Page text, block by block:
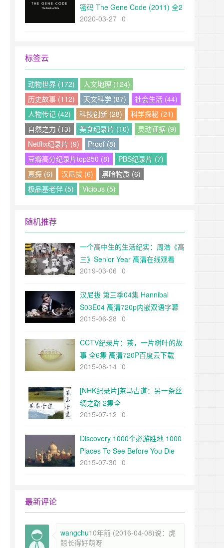
密码 The Gene Code (2011) 全2
集 （夏末秋字幕组）
2020-03-27 0
标签云
动物世界 (172)
人文地理 (124)
历史故事 (112)
天文科学 (87)
社会生活 (44)
人物传记 (42)
科技创新 (28)
科学探秘 (21)
自然之力 (13)
美食纪录片 (10)
灵动证据 (9)
Netflix纪录片 (9)
Proof (8)
豆瓣高分纪录片top250 (8)
PBS纪录片 (7)
真探 (6)
汉尼拔 (6)
黑暗物质 (6)
极品基老伴 (5)
Vicious (5)
随机推荐
一个高中生的生活纪实：周浩《高
三》Senior Year 高清在线观看
2019-03-06 0
汉尼拔 第三季04集 Hannibal
S03E04 高清720p内嵌双语字幕
（FIX字幕侠)
2015-06-28 0
CCTV纪录片：茶，一片树叶的故
事 全6集 高清720P百度云下载
2015-08-14 0
[NHK纪录片]茶马古道：另一条丝
绸之路 2集全
2015-07-12 0
Discovery 1000个必游胜地 1000
Places To See Before You Die
720P
2015-07-30 0
最新评论
wangchu10年前 (2016-04-08)说：虎
鲸长得好萌呀